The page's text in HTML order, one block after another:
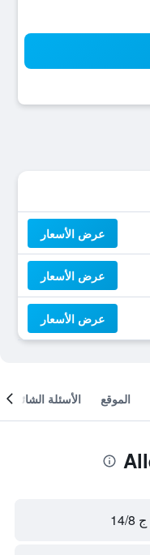
عرض الأسعار
عرض الأسعار
عرض الأسعار
الموقع الأسئلة الشائعة
ج 14/8